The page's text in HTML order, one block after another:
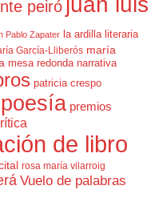
peiró
Pablo Zapater la ardilla literaria
García-Lliberós maría
mesa redonda narrativa
patricia crespo
poesía premios
de libro
rosa maría vilarroig
Vuelo de palabras